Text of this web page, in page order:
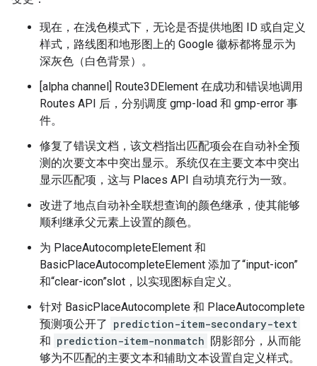
现在，在浅色模式下，无论是否提供地图 ID 或自定义
样式，路线图和地形图上的 Google 徽标都将显示为
深灰色（白色背景）。
[alpha channel] Route3DElement 在成功和错误地调用
Routes API 后，分别调度 gmp-load 和 gmp-error 事
件。
修复了错误文档，该文档指出匹配项会在自动补全预
测的次要文本中突出显示。系统仅在主要文本中突出
显示匹配项，这与 Places API 自动填充行为一致。
改进了地点自动补全联想查询的颜色继承，使其能够
顺利继承父元素上设置的颜色。
为 PlaceAutocompleteElement 和
BasicPlaceAutocompleteElement 添加了“input-icon”
和“clear-icon”slot，以实现图标自定义。
针对 BasicPlaceAutocomplete 和 PlaceAutocomplete
预测项公开了 prediction-item-secondary-text
和 prediction-item-nonmatch 阴影部分，从而能
够为不匹配的主要文本和辅助文本设置自定义样式。